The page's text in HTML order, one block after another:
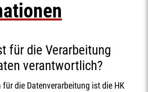
für die Verarbeitung
verantwortlich?
die Datenverarbeitung ist die HK